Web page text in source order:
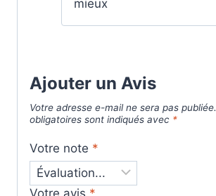
mieux
Ajouter un Avis
Votre adresse e-mail ne sera pas publiée.
obligatoires sont indiqués avec *
Votre note *